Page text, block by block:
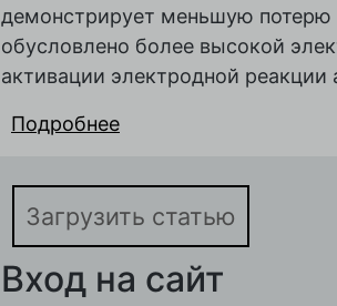
демонстрирует меньшую
обусловлено более высокой
активации электродной реакции
Подробнее
Загрузить статью
Вход на сайт